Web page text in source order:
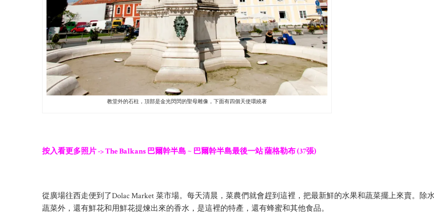
教堂外的石柱，頂部是金光閃閃的聖母雕像，下面有四個天使環繞著
按入看更多照片 -> The Balkans 巴爾幹半島 ~ 巴爾幹半島最後一站 薩格勒布 (37張)
從廣場往西走便到了Dolac Market 菜市場。每天清晨，菜農們就會趕到這裡，把最新鮮的水果和蔬菜擺上來賣。除
蔬菜外，還有鮮花和用鮮花提煉出來的香水，是這裡的特產，還有蜂蜜和其他食品。